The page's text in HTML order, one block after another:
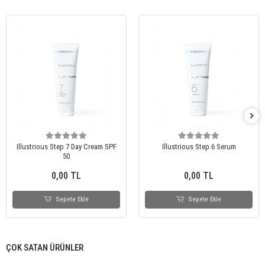
Illustrious Step 7 Day Cream SPF
50
0,00 TL
Sepete Ekle
Illustrious Step 6 Serum
0,00 TL
Sepete Ekle
ÇOK SATAN ÜRÜNLER